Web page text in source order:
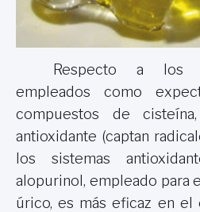
Respecto a los
empleados como
compuestos de
antioxidante (captan
los sistemas
alopurinol, empleado para
úrico, es más eficaz en